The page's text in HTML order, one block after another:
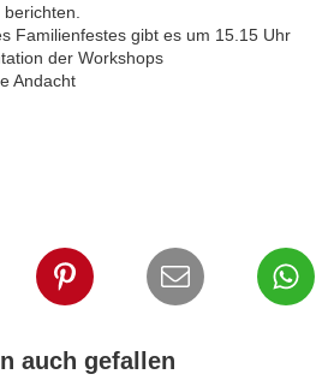
Familienfestes gibt es um 15.15 Uhr
der Workshops
Andacht
auch gefallen